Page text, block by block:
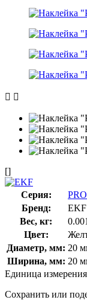
[]
Серия:
Бренд:
EKF
Вес, кг:
0.001
Цвет:
Диаметр, мм: 20
Ширина, мм: 20
Единица
Сохранить или